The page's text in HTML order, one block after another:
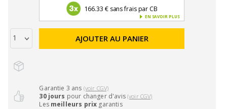
166.33 € sans frais par CB
EN SAVOIR PLUS
AJOUTER AU PANIER
Garantie 3 ans (voir CGV)
30 jours pour changer d'avis(voir CGV)
Les meilleurs prix garantis